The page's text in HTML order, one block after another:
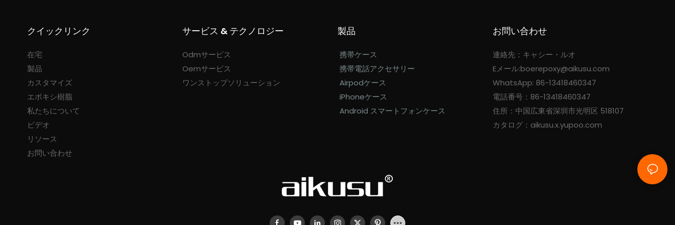
クイックリンク
在宅
製品
カスタマイズ
エポキシ樹脂
私たちについて
ビデオ
リソース
お問い合わせ
サービス & テクノロジー
Odmサービス
Oemサービス
ワンストップソリューション
製品
携帯ケース
携帯電話アクセサリー
Airpodケース
iPhoneケース
Android スマートフォンケース
お問い合わせ
連絡先：キャシー・ルオ
Eメール:boerepoxy@aikusu.com
WhatsApp: 86-13418460347
電話番号：86-13418460347
住所：中国広東省深圳市光明区 518107
カタログ：aikusu.x.yupoo.com